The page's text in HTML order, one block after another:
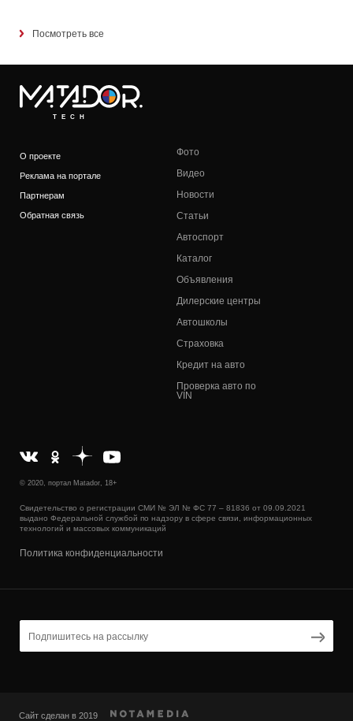
Посмотреть все
TECH
О проекте
Реклама на портале
Партнерам
Обратная связь
Фото
Видео
Новости
Статьи
Автоспорт
Каталог
Объявления
Дилерские центры
Автошколы
Страховка
Кредит на авто
Проверка авто по
VIN
© 2020, портал Matador, 18+
Свидетельство о регистрации СМИ № ЭЛ № ФС 77 – 81836 от 09.09.2021
выдано Федеральной службой по надзору в сфере связи, информационных
технологий и массовых коммуникаций
Политика конфиденциальности
Сайт сделан в 2019